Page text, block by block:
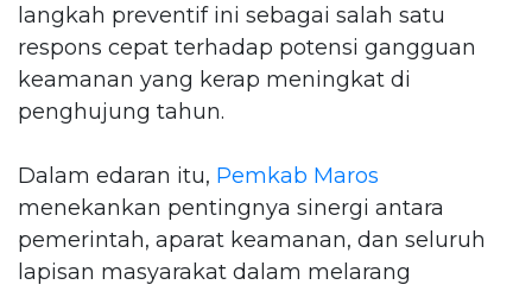
langkah preventif ini sebagai salah satu
respons cepat terhadap potensi gangguan
keamanan yang kerap meningkat di
penghujung tahun.
Dalam edaran itu, Pemkab Maros
menekankan pentingnya sinergi antara
pemerintah, aparat keamanan, dan seluruh
lapisan masyarakat dalam melarang